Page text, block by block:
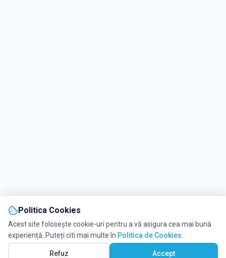
Politica Cookies
Acest site folosește cookie-uri pentru a vă asigura cea mai bună
experiență. Puteți citi mai multe în Politica de Cookies
Refuz Accept